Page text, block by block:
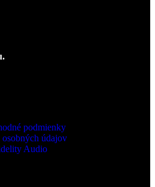
podmienky
osobných údajov
Audio